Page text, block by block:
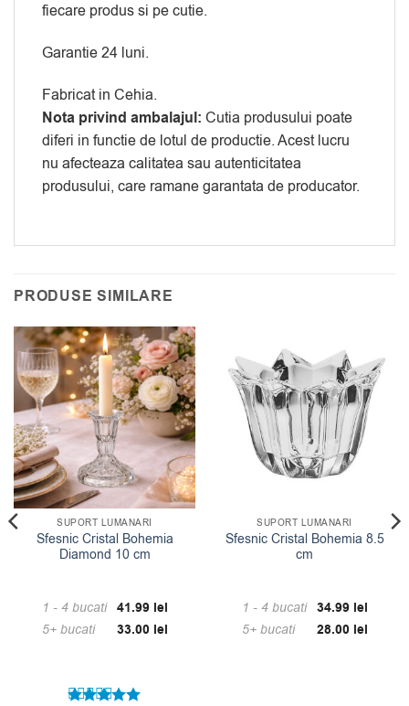
fiecare produs si pe cutie.
Garantie 24 luni.
Fabricat in Cehia.
Nota privind ambalajul: Cutia produsului poate
diferi in functie de lotul de productie. Acest lucru
nu afecteaza calitatea sau autenticitatea
produsului, care ramane garantata de producator.
PRODUSE SIMILARE
SUPORT LUMANARI
Sfesnic Cristal Bohemia
Diamond 10 cm
1 - 4 bucati 41.99 lei
5+ bucati 33.00 lei
SUPORT LUMANARI
Sfesnic Cristal Bohemia 8.5
cm
1 - 4 bucati 34.99 lei
5+ bucati 28.00 lei